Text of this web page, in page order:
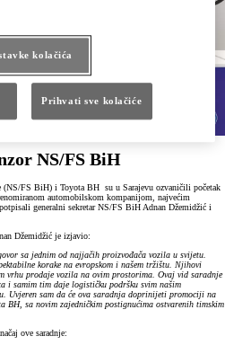
NS/FS BiH
(NS/FS BiH) i Toyota BH su u Sarajevu ozvaničili početak
automobilskom kompanijom, najvećim
generalni sekretar NS/FS BiH Adnan Džemidžić i
Džemidžić je izjavio:
sa jednim od najjačih proizvođača vozila u svijetu.
korake na evropskom i našem tržištu. Njihovi
vrhu prodaje vozila na ovim prostorima. Ovaj vid saradnje
i samim tim daje logističku podršku svim našim
Uvjeren sam da će ova saradnja doprinijeti promociji na
BH, sa novim zajedničkim postignućima ostvarenih timskim
ove saradnje:
kolačića
Prihvati sve kolačiće